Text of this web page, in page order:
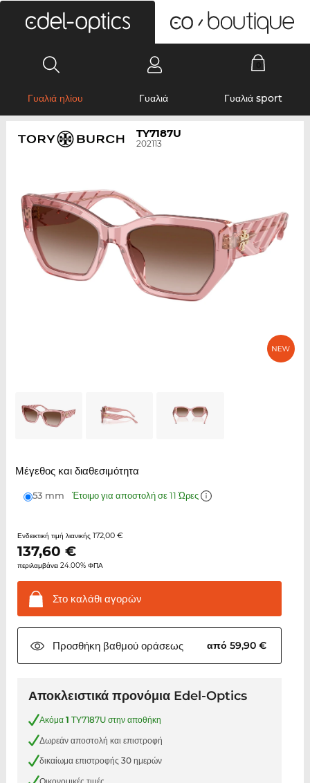
Γυαλιά ηλίου Γυαλιά Γυαλιά sport
TY7187U
202113
Μέγεθος και διαθεσιμότητα
53 mm Έτοιμο για αποστολή σε 11 Ώρες
Ενδεικτική τιμή λιανικής 172,00 €
137,60 €
περιλαμβάνει 24.00% ΦΠΑ
Στο καλάθιαγορών
Προσθήκη βαθμούοράσεως από 59,90 €
Αποκλειστικά προνόμια Edel-Optics
Ακόμα 1 TY7187U στην αποθήκη
Δωρεάν αποστολή και επιστροφή
δικαίωμα επιστροφής 30 ημερών
Οικονομικές τιμές